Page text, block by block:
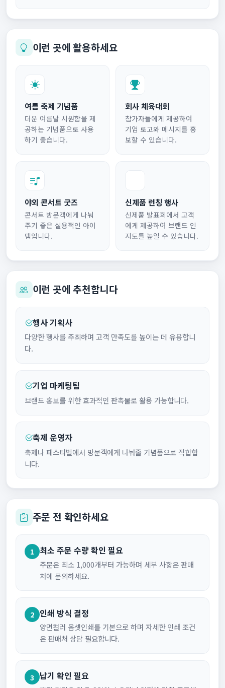
이런 곳에 활용하세요
여름 축제 기념품
더운 여름날 시원함을 제
공하는 기념품으로 사용
하기 좋습니다.
회사 체육대회
참가자들에게 제공하여
기업 로고와 메시지를 홍
보할 수 있습니다.
야외 콘서트 굿즈
콘서트 방문객에게 나눠
주기 좋은 실용적인 아이
템입니다.
신제품 런칭 행사
신제품 발표회에서 고객
에게 제공하여 브랜드 인
지도를 높일 수 있습니다.
이런 곳에 추천합니다
행사 기획사
다양한 행사를 주최하며 고객 만족도를 높이는 데 유용합니
다.
기업 마케팅팀
브랜드 홍보를 위한 효과적인 판촉물로 활용 가능합니다.
축제 운영자
축제나 페스티벌에서 방문객에게 나눠줄 기념품으로 적합합
니다.
주문 전 확인하세요
1 최소 주문 수량 확인 필요
주문은 최소 1,000개부터 가능하며 세부 사항은 판매
처에 문의하세요.
2 인쇄 방식 결정
양면컬러 옵셋인쇄를 기본으로 하며 자세한 인쇄 조건
은 판매처 상담 필요합니다.
3 납기 확인 필요